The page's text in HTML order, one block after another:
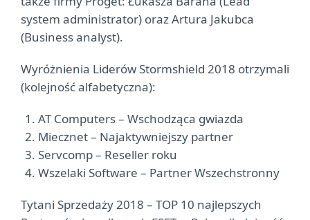
system administrator) oraz Artura Jakubca
(Business analyst).
Wyróżnienia Liderów Stormshield 2018 otrzymali
(kolejność alfabetyczna):
AT Computers – Wschodząca gwiazda
Miecznet – Najaktywniejszy partner
Servcomp – Reseller roku
Wszelaki Software – Partner Wszechstronny
Tytani Sprzedaży 2018 – TOP 10 najlepszych